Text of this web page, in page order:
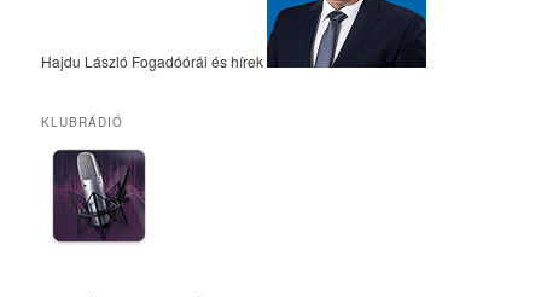
Hajdu László Fogadóórái és hírek
KLUBRÁDIÓ